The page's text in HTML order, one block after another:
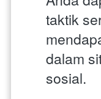
taktik
dalam
sosial.